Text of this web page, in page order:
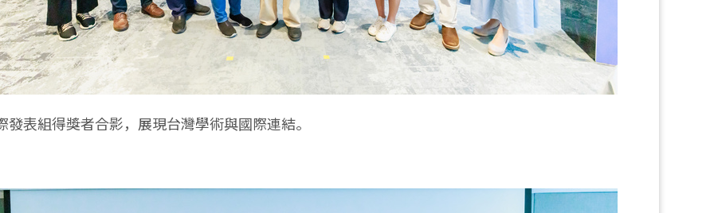
發表組得獎者合影，展現台灣學術與國際連結。